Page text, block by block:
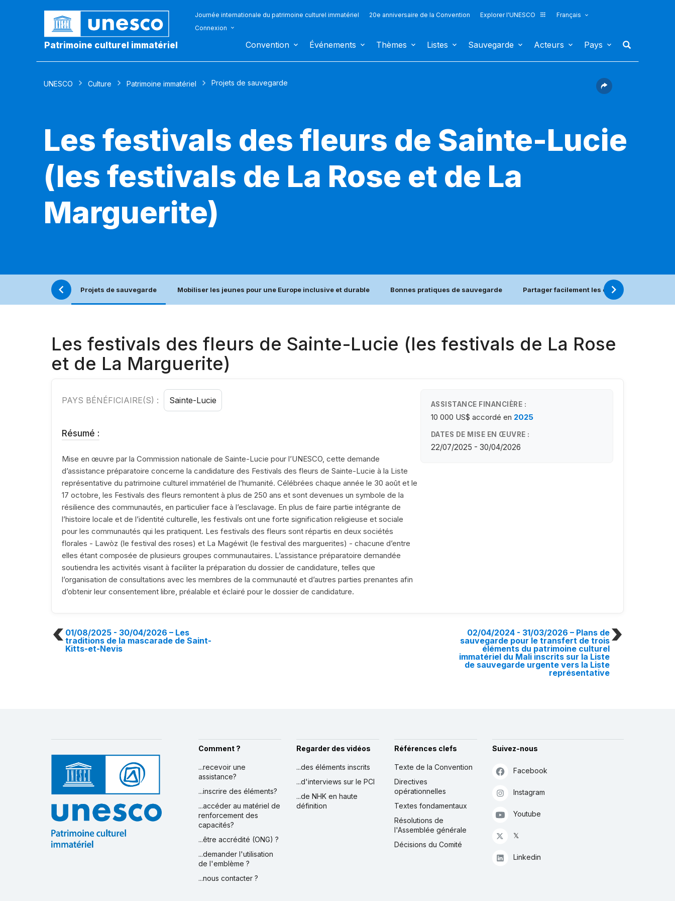
Patrimoine culturel immatériel
Journée internationale du patrimoine culturel immatériel 20e anniversaire de la Convention Explorer l'UNESCO
Français
Connexion
Convention Événements Thèmes Listes Sauvegarde Acteurs Pays
UNESCO Culture Patrimoine immatériel Projets de sauvegarde
Les festivals des fleurs de Sainte-Lucie
(les festivals de La Rose et de La
Marguerite)
Projets de sauvegarde Mobiliser les jeunes pour une Europe inclusive et durable Bonnes pratiques de sauvegarde Partager facilement les expériences de
Les festivals des fleurs de Sainte-Lucie (les festivals de La Rose
et de La Marguerite)
PAYS BÉNÉFICIAIRE(S) : Sainte-Lucie
Résumé :
Mise en œuvre par la Commission nationale de Sainte-Lucie pour l’UNESCO, cette demande
d’assistance préparatoire concerne la candidature des Festivals des fleurs de Sainte-Lucie à la Liste
représentative du patrimoine culturel immatériel de l’humanité. Célébrées chaque année le 30 août et le
17 octobre, les Festivals des fleurs remontent à plus de 250 ans et sont devenues un symbole de la
résilience des communautés, en particulier face à l’esclavage. En plus de faire partie intégrante de
l’histoire locale et de l’identité culturelle, les festivals ont une forte signification religieuse et sociale
pour les communautés qui les pratiquent. Les festivals des fleurs sont répartis en deux sociétés
florales - Lawòz (le festival des roses) et La Magéwit (le festival des marguerites) - chacune d’entre
elles étant composée de plusieurs groupes communautaires. L’assistance préparatoire demandée
soutiendra les activités visant à faciliter la préparation du dossier de candidature, telles que
l’organisation de consultations avec les membres de la communauté et d’autres parties prenantes afin
d’obtenir leur consentement libre, préalable et éclairé pour le dossier de candidature.
ASSISTANCE FINANCIÈRE :
10 000 US$ accordé en 2025
DATES DE MISE EN ŒUVRE :
22/07/2025 - 30/04/2026
01/08/2025 - 30/04/2026 – Les
traditions de la mascarade de Saint-
Kitts-et-Nevis
02/04/2024 - 31/03/2026 – Plans de
sauvegarde pour le transfert de trois
éléments du patrimoine culturel
immatériel du Mali inscrits sur la Liste
de sauvegarde urgente vers la Liste
représentative
Comment ?
...recevoir une
assistance?
...inscrire des éléments?
...accéder au matériel de
renforcement des
capacités?
...être accrédité (ONG) ?
...demander l'utilisation
de l'emblème ?
...nous contacter ?
Regarder des vidéos
...des éléments inscrits
...d'interviews sur le PCI
...de NHK en haute
définition
Références clefs
Texte de la Convention
Directives
opérationnelles
Textes fondamentaux
Résolutions de
l'Assemblée générale
Décisions du Comité
Suivez-nous
Facebook
Instagram
Youtube
𝕏
Linkedin